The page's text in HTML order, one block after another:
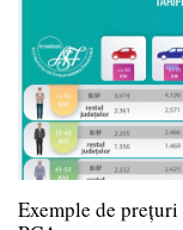
Exemple de